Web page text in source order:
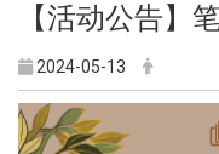
【活动公告】
2024-05-13